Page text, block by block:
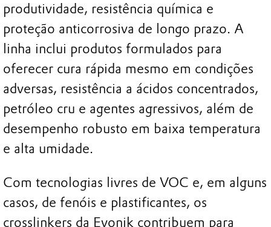
produtividade, resistência química e
proteção anticorrosiva de longo prazo. A
linha inclui produtos formulados para
oferecer cura rápida mesmo em condições
adversas, resistência a ácidos concentrados,
petróleo cru e agentes agressivos, além de
desempenho robusto em baixa temperatura
e alta umidade.
Com tecnologias livres de VOC e, em alguns
casos, de fenóis e plastificantes, os
crosslinkers da Evonik contribuem para